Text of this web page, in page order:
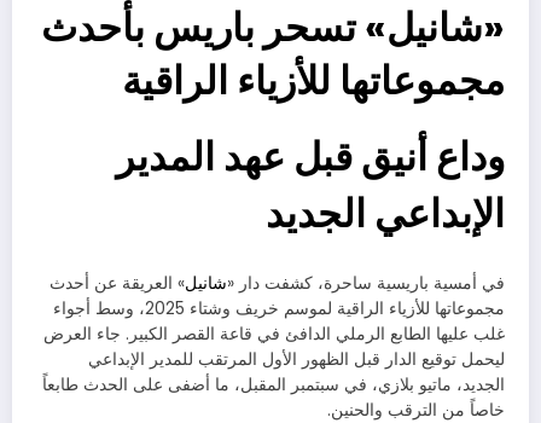
«شانيل» تسحر باريس بأحدث
مجموعاتها للأزياء الراقية
وداع أنيق قبل عهد المدير
الإبداعي الجديد
في أمسية باريسية ساحرة، كشفت دار «شانيل» العريقة عن أحدث
مجموعاتها للأزياء الراقية لموسم خريف وشتاء 2025، وسط أجواء
غلب عليها الطابع الرملي الدافئ في قاعة القصر الكبير. جاء العرض
ليحمل توقيع الدار قبل الظهور الأول المرتقب للمدير الإبداعي
الجديد، ماتيو بلازي، في سبتمبر المقبل، ما أضفى على الحدث طابعاً
خاصاً من الترقب والحنين.